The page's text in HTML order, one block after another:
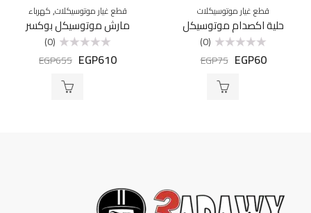
قطع غيار موتوسيكلات
حلية اكصدام موتوسيكل
التقييم
(0)
EGP60
EGP75
قطع غيار موتوسيكلات,كهرباء
مارش موتوسيكل بوكسر
التقييم
(0)
EGP610
EGP655